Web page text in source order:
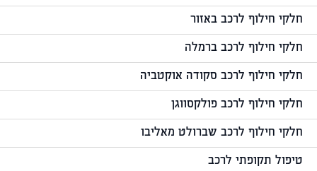
חלקי חילוף לרכב באזור
חלקי חילוף לרכב ברמלה
חלקי חילוף לרכב סקודה אוקטביה
חלקי חילוף לרכב פולקסווגן
חלקי חילוף לרכב שברולט מאליבו
טיפול תקופתי לרכב